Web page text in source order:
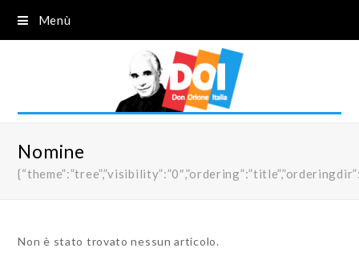
Menù
Nomine
Non è stato trovato nessun articolo.